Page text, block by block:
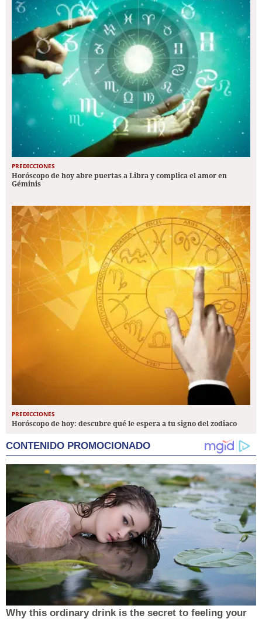
PREDICCIONES
Horóscopo de hoy abre puertas a Libra y complica el amor en
Géminis
PREDICCIONES
Horóscopo de hoy: descubre qué le espera a tu signo del zodiaco
CONTENIDO PROMOCIONADO
Why this ordinary drink is the secret to feeling your